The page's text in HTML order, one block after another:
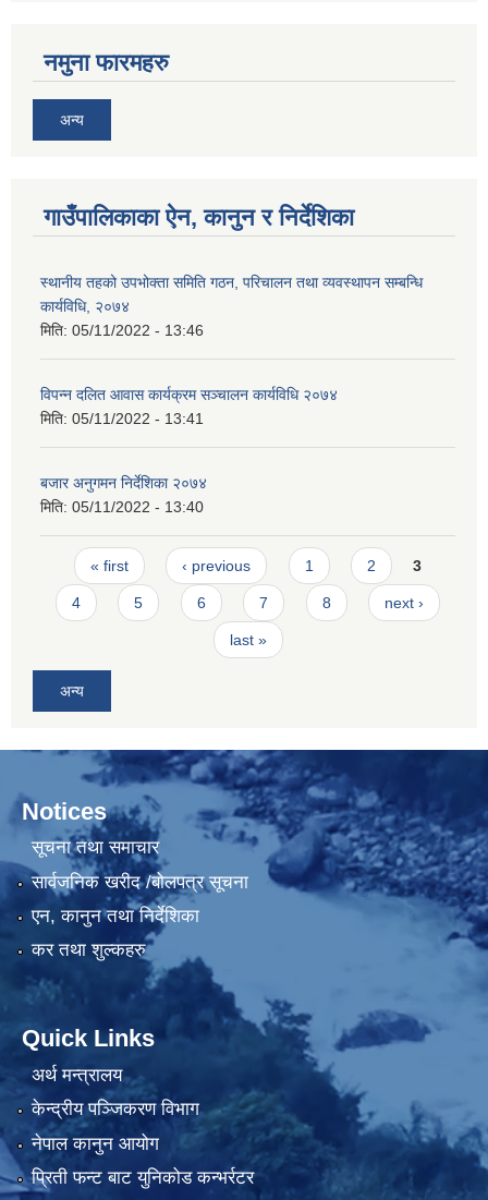
नमुना फारमहरु
अन्य
गाउँपालिकाका ऐन, कानुन र निर्देशिका
स्थानीय तहको उपभोक्ता समिति गठन, परिचालन तथा व्यवस्थापन सम्बन्धि
कार्यविधि, २०७४
मिति: 05/11/2022 - 13:46
विपन्न दलित आवास कार्यक्रम सञ्चालन कार्यविधि २०७४
मिति: 05/11/2022 - 13:41
बजार अनुगमन निर्देशिका २०७४
मिति: 05/11/2022 - 13:40
Pages
« first ‹ previous 1 2 3
4 5 6 7 8 next ›
last »
अन्य
Notices
सूचना तथा समाचार
सार्वजनिक खरीद /बोलपत्र सूचना
एन, कानुन तथा निर्देशिका
कर तथा शुल्कहरु
Quick Links
अर्थ मन्त्रालय
केन्द्रीय पञ्जिकरण विभाग
नेपाल कानुन आयोग
प्रिती फन्ट बाट युनिकोड कन्भर्रटर